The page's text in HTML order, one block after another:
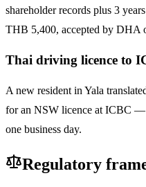
shareholder records plus 3
THB 5,400, accepted by DHA
Thai driving licence to
A new resident in Yala
for an NSW licence at ICBC —
one business day.
Regulatory